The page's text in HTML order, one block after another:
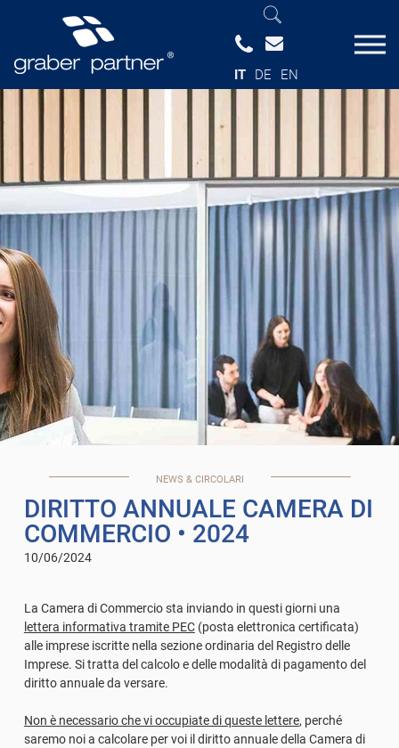
IT DE EN
NEWS & CIRCOLARI
DIRITTO ANNUALE CAMERA DI
COMMERCIO • 2024
10/06/2024
La Camera di Commercio sta inviando in questi giorni una
lettera informativa tramite PEC(posta elettronica certificata)
alle imprese iscritte nella sezione ordinaria del Registro delle
Imprese. Si tratta del calcolo e delle modalità di pagamento del
diritto annuale da versare.
Non è necessario che vi occupiate di queste lettere, perché
saremo noi a calcolare per voi il diritto annuale della Camera di